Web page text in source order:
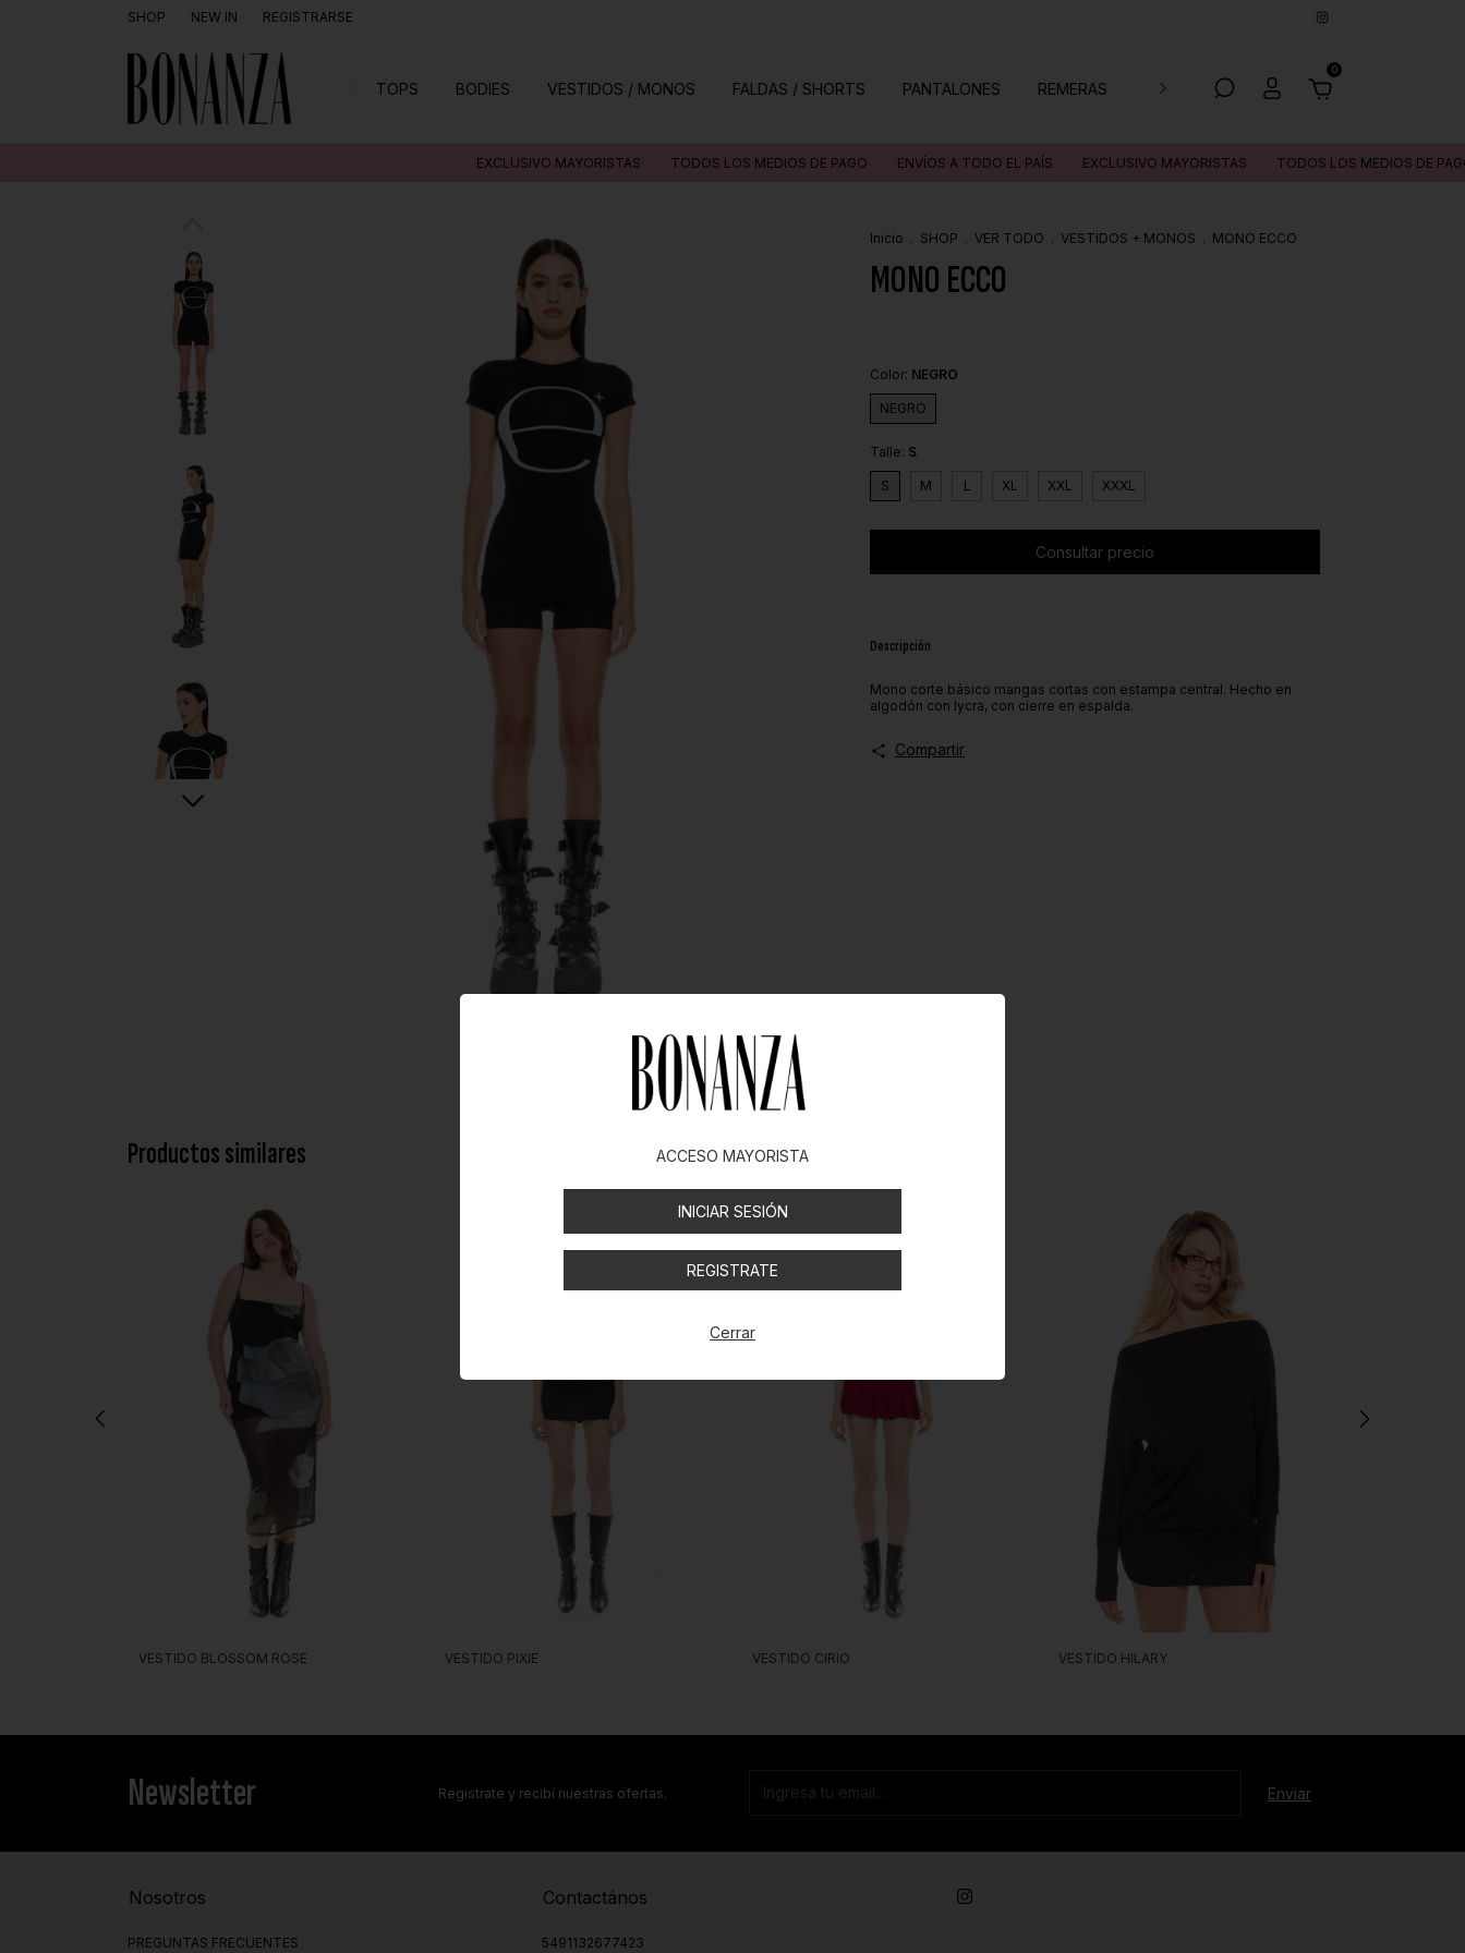
SHOP NEW IN REGISTRARSE
TOPS BODIES VESTIDOS / MONOS FALDAS / SHORTS PANTALONES REMERAS ABRIGOS
0
EXCLUSIVO MAYORISTAS TODOS LOS MEDIOS DE PAGO ENVÍOS A TODO EL PAÍS EXCLUSIVO MAYORISTAS TODOS LOS MEDIOS DE PAGO
Inicio . SHOP . VER TODO . VESTIDOS + MONOS . MONO ECCO
MONO ECCO
Color: NEGRO
NEGRO
Talle: S
S M L XL XXL XXXL
Descripción
Mono corte básico mangas cortas con estampa central. Hecho en
algodón con lycra, con cierre en espalda.
Compartir
Productos similares
VESTIDO BLOSSOM ROSE VESTIDO PIXIE VESTIDO CIRIO VESTIDO HILARY
Newsletter Registrate y recibí nuestras ofertas.
Nosotros
PREGUNTAS FRECUENTES
Contactános
5491132677423
ACCESO MAYORISTA
INICIAR SESIÓN
REGISTRATE
Cerrar